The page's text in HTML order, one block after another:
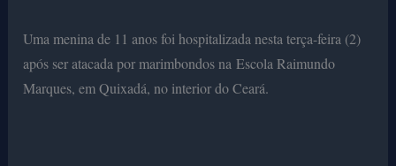
Uma menina de 11 anos foi hospitalizada nesta terça-feira (2)
após ser atacada por marimbondos na Escola Raimundo
Marques, em Quixadá, no interior do Ceará.